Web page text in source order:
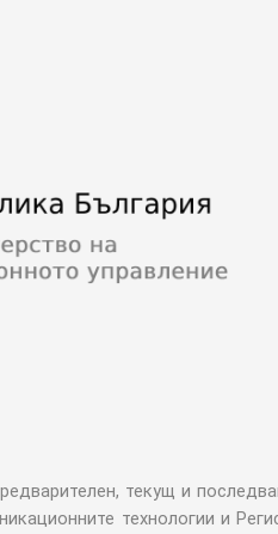
текущ и
технологии и